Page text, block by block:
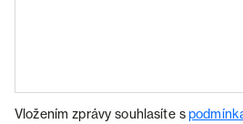
Vložením zprávy souhlasíte s